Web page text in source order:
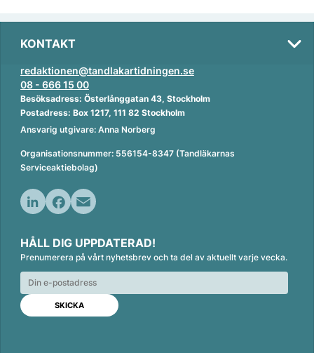
KONTAKT
redaktionen@tandlakartidningen.se
08 - 666 15 00
Besöksadress: Österlånggatan 43, Stockholm
Postadress: Box 1217, 111 82 Stockholm
Ansvarig utgivare: Anna Norberg
Organisationsnummer: 556154-8347 (Tandläkarnas
Serviceaktiebolag)
n
k
e
d
n
c
e
b
o
o
k
a
i
l
HÅLL DIG UPPDATERAD!
Prenumerera på vårt nyhetsbrev och ta del av aktuellt varje vecka.